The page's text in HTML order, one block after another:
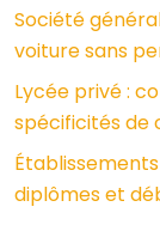
Société
voiture sans
Lycée privé :
spécificités de
diplômes et